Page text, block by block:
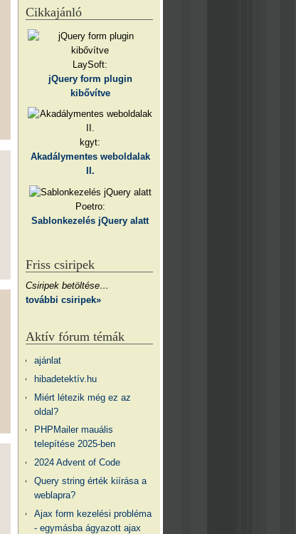
Cikkajánló
LaySoft:
jQuery form plugin
kibővítve
kgyt:
Akadálymentes weboldalak
II.
Poetro:
Sablonkezelés jQuery alatt
Friss csiripek
Csiripek betöltése…
további csiripek»
Aktív fórum témák
ajánlat
hibadetektív.hu
Miért létezik még ez az
oldal?
PHPMailer mauális
telepítése 2025-ben
2024 Advent of Code
Query string érték kiírása a
weblapra?
Ajax form kezelési probléma
- egymásba ágyazott ajax